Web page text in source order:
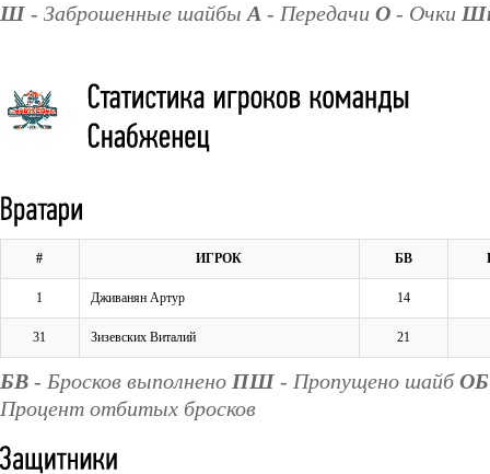
Ш - Заброшенные шайбы А - Передачи О - Очки
# ИГРОК БВ
1 Дживанян Артур 14
31 Зизевских Виталий 21
БВ - Бросков выполнено ПШ - Пропущено шайб ОБ
Процент отбитых бросков